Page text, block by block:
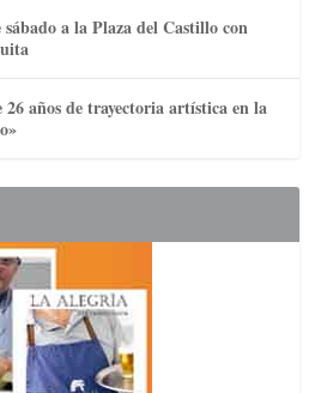
sábado a la Plaza del Castillo con
años de trayectoria artística en la